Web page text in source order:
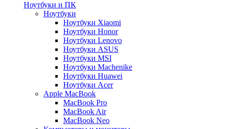
Ноутбуки и ПК
Ноутбуки
Ноутбуки Xiaomi
Ноутбуки Honor
Ноутбуки Lenovo
Ноутбуки ASUS
Ноутбуки MSI
Ноутбуки Machenike
Ноутбуки Huawei
Ноутбуки Acer
Apple MacBook
MacBook Pro
MacBook Air
MacBook Neo